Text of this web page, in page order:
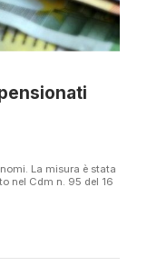
La misura è stata
nel Cdm n. 95 del 16